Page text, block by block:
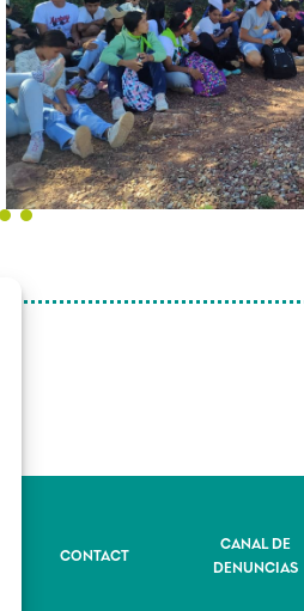
CONTACT
CANAL DE
DENUNCIAS